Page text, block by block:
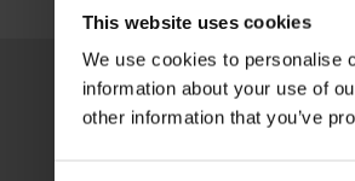
This website uses cookies
We use cookies to personalise
information about your use of
other information that you’ve